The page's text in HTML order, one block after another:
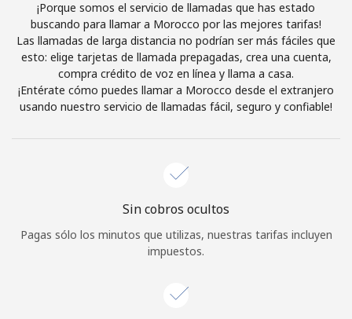
Iniciar Sesión
o
Continuar con
¡Porque somos el servicio de llamadas que has estado
buscando para llamar a Morocco por las mejores tarifas!
Las llamadas de larga distancia no podrían ser más fáciles que
esto: elige tarjetas de llamada prepagadas, crea una cuenta,
compra crédito de voz en línea y llama a casa.
¡Entérate cómo puedes llamar a Morocco desde el extranjero
usando nuestro servicio de llamadas fácil, seguro y confiable!
Sin cobros ocultos
Pagas sólo los minutos que utilizas, nuestras tarifas incluyen
impuestos.